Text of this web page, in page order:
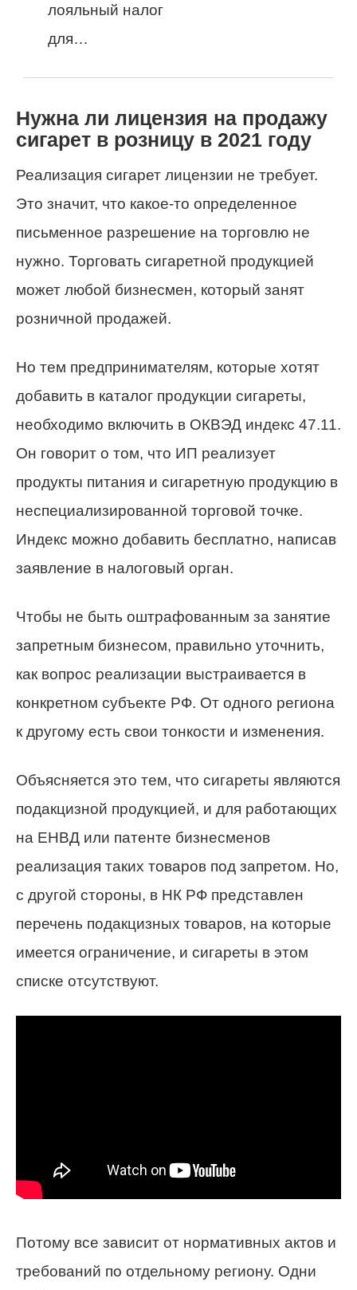
лояльный налог
для…
Нужна ли лицензия на продажу
сигарет в розницу в 2021 году
Реализация сигарет лицензии не требует.
Это значит, что какое-то определенное
письменное разрешение на торговлю не
нужно. Торговать сигаретной продукцией
может любой бизнесмен, который занят
розничной продажей.
Но тем предпринимателям, которые хотят
добавить в каталог продукции сигареты,
необходимо включить в ОКВЭД индекс 47.11.
Он говорит о том, что ИП реализует
продукты питания и сигаретную продукцию в
неспециализированной торговой точке.
Индекс можно добавить бесплатно, написав
заявление в налоговый орган.
Чтобы не быть оштрафованным за занятие
запретным бизнесом, правильно уточнить,
как вопрос реализации выстраивается в
конкретном субъекте РФ. От одного региона
к другому есть свои тонкости и изменения.
Объясняется это тем, что сигареты являются
подакцизной продукцией, и для работающих
на ЕНВД или патенте бизнесменов
реализация таких товаров под запретом. Но,
с другой стороны, в НК РФ представлен
перечень подакцизных товаров, на которые
имеется ограничение, и сигареты в этом
списке отсутствуют.
Потому все зависит от нормативных актов и
требований по отдельному региону. Одни